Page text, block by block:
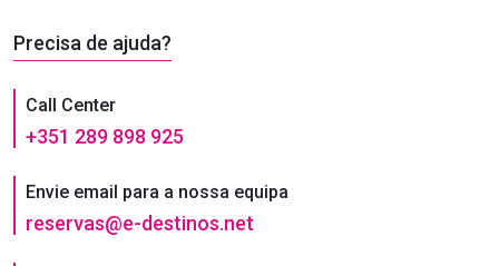
Precisa de ajuda?
Call Center
+351 289 898 925
Envie email para a nossa equipa
reservas@e-destinos.net